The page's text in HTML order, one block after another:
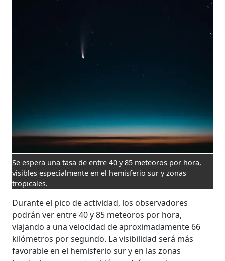
Se espera una tasa de entre 40 y 85 meteoros por hora,
visibles especialmente en el hemisferio sur y zonas
tropicales.
Durante el pico de actividad, los observadores
podrán ver entre 40 y 85 meteoros por hora,
viajando a una velocidad de aproximadamente 66
kilómetros por segundo. La visibilidad será más
favorable en el hemisferio sur y en las zonas